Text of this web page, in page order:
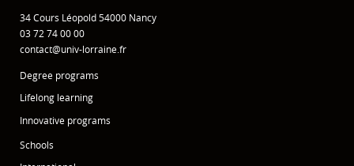
34 Cours Léopold 54000 Nancy
03 72 74 00 00
contact@univ-lorraine.fr
Degree programs
Lifelong learning
Innovative programs
Schools